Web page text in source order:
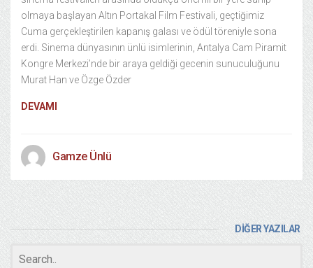
olmaya başlayan Altın Portakal Film Festivali, geçtiğimiz
Cuma gerçekleştirilen kapanış galası ve ödül töreniyle sona
erdi. Sinema dünyasının ünlü isimlerinin, Antalya Cam Piramit
Kongre Merkezi’nde bir araya geldiği gecenin sunuculuğunu
Murat Han ve Özge Özder
DEVAMI
Gamze Ünlü
DİĞER YAZILAR